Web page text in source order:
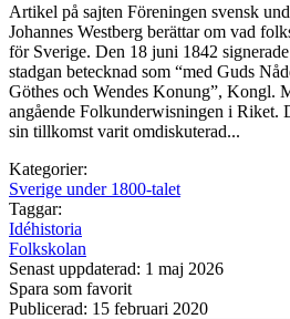
Artikel på sajten Föreningen svensk
Johannes Westberg berättar om vad
för Sverige. Den 18 juni 1842
stadgan betecknad som “med Guds
Göthes och Wendes Konung”, Kongl.
angående Folkunderwisningen i Riket.
sin tillkomst varit omdiskuterad...
Kategorier:
Sverige under 1800-talet
Taggar:
Idéhistoria
Folkskolan
Senast uppdaterad: 1 maj 2026
Spara som favorit
Publicerad: 15 februari 2020